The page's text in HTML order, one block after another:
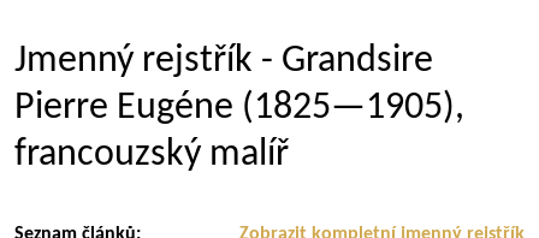
Jmenný rejstřík - Grandsire
Pierre Eugéne (1825—1905),
francouzský malíř